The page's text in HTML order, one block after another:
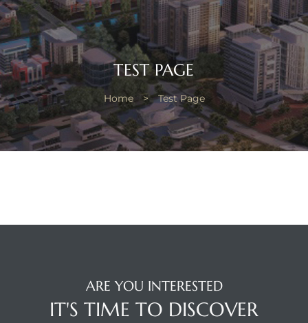
TEST PAGE
Home > Test Page
ARE YOU INTERESTED
IT'S TIME TO DISCOVER